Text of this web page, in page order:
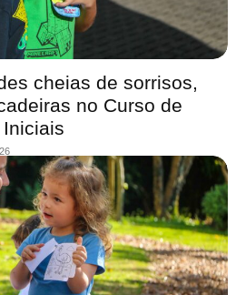
cheias de sorrisos,
no Curso de